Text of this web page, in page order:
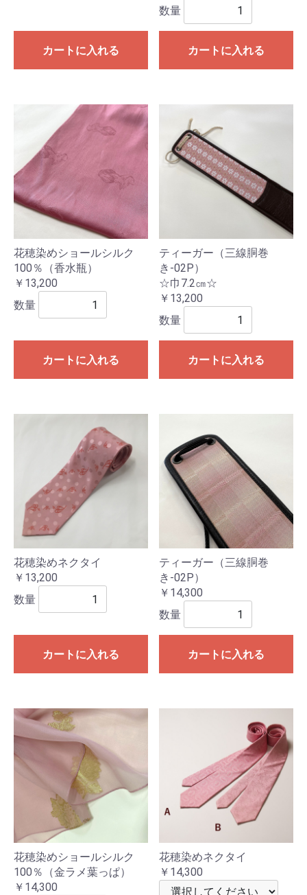
カートに入れる
数量
カートに入れる
花穂染めショールシルク
100％（香水瓶）
￥13,200
数量
カートに入れる
ティーガー（三線胴巻
き-02P）
☆巾7.2㎝☆
￥13,200
数量
カートに入れる
花穂染めネクタイ
￥13,200
数量
カートに入れる
ティーガー（三線胴巻
き-02P）
￥14,300
数量
カートに入れる
花穂染めショールシルク
100％（金ラメ葉っぱ）
￥14,300
花穂染めネクタイ
￥14,300